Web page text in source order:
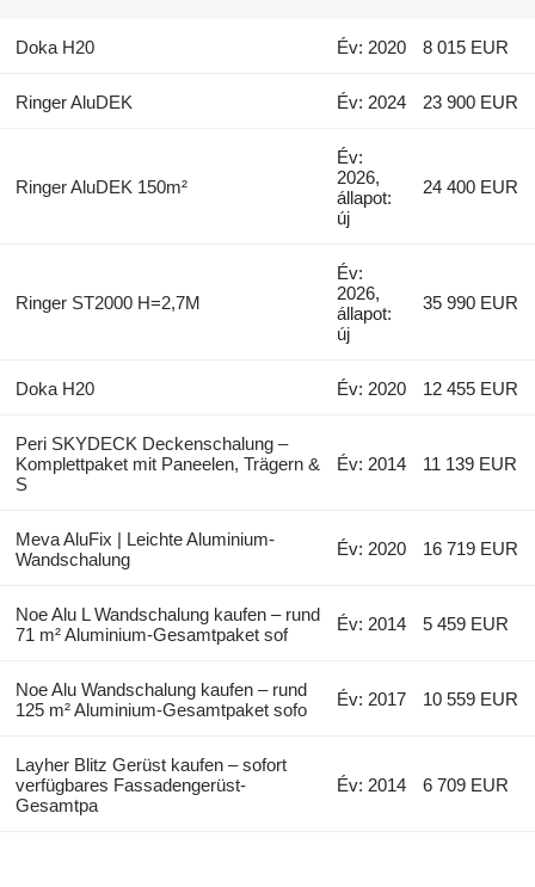
Doka H20 Év: 2020 8 015 EUR
Ringer AluDEK Év: 2024 23 900 EUR
Ringer AluDEK 150m²
Év:
2026,
állapot:
új
24 400 EUR
Ringer ST2000 H=2,7M
Év:
2026,
állapot:
új
35 990 EUR
Doka H20 Év: 2020 12 455 EUR
Peri SKYDECK Deckenschalung –
Komplettpaket mit Paneelen, Trägern &
S
Év: 2014 11 139 EUR
Meva AluFix | Leichte Aluminium-
Wandschalung
Év: 2020 16 719 EUR
Noe Alu L Wandschalung kaufen – rund
71 m² Aluminium-Gesamtpaket sof
Év: 2014 5 459 EUR
Noe Alu Wandschalung kaufen – rund
125 m² Aluminium-Gesamtpaket sofo
Év: 2017 10 559 EUR
Layher Blitz Gerüst kaufen – sofort
verfügbares Fassadengerüst-
Gesamtpa
Év: 2014 6 709 EUR